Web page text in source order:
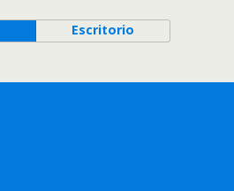
Escritorio